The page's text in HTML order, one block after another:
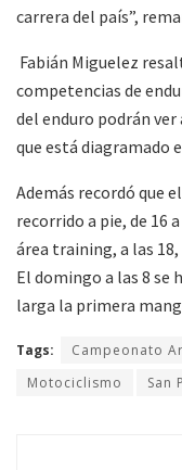
carrera del país”,
Fabián Miguelez
competencias de
del enduro podrán
que está diagramado
Además recordó que
recorrido a pie, de 16
área training, a las
El domingo a las 8 se
larga la primera
Tags: Campeonato
Motociclismo
San